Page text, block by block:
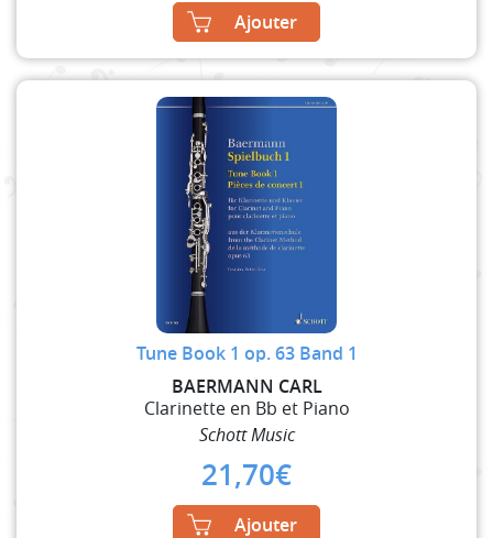
Ajouter
Tune Book 1 op. 63 Band 1
BAERMANN CARL
Clarinette en Bb et Piano
Schott Music
21,70€
Ajouter